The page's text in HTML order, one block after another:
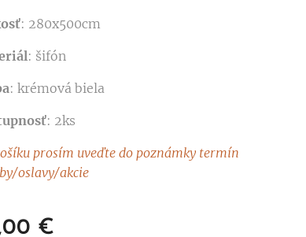
: 280x500cm
: šifón
: krémová biela
: 2ks
prosím uveďte do poznámky termín
oslavy/akcie
€